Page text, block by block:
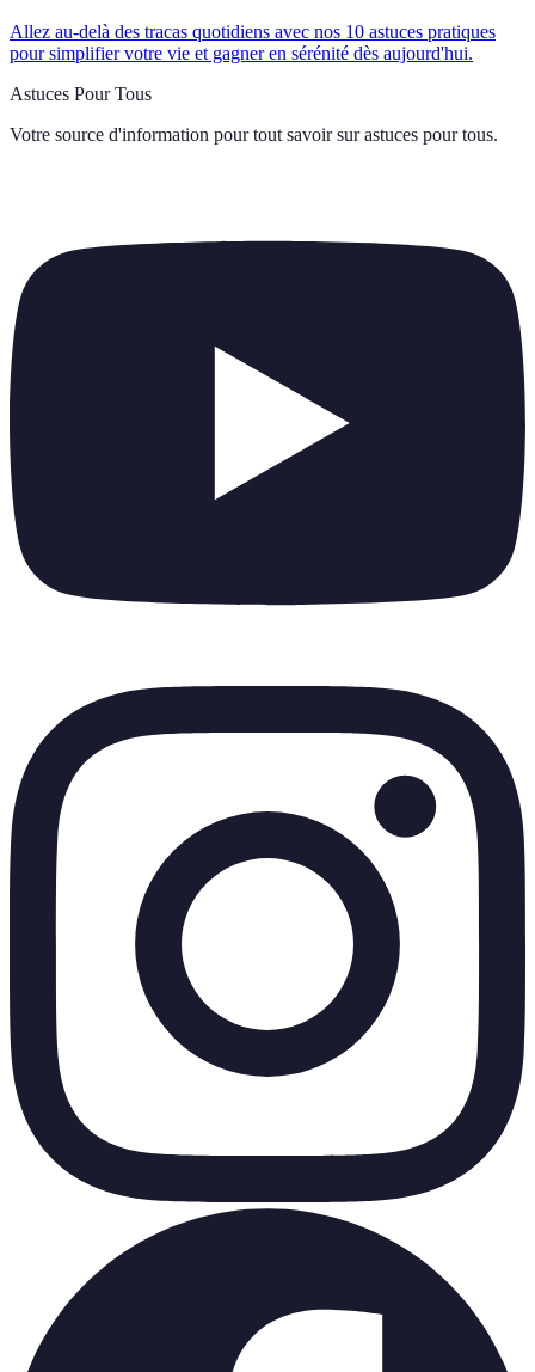
Allez au-delà des tracas quotidiens avec nos 10 astuces pratiques
pour simplifier votre vie et gagner en sérénité dès aujourd'hui.
Astuces Pour Tous
Votre source d'information pour tout savoir sur astuces pour tous.